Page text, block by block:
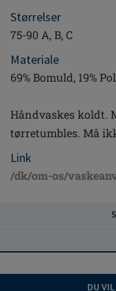
Størrelser
75-90 A, B, C
Materiale
69% Bomuld, 19%
Håndvaskes koldt.
tørretumbles. Må
Link
/dk/om-os/
DU